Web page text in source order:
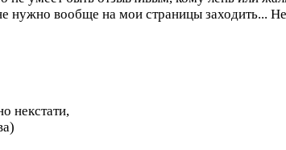
нужно вообще на мои страницы заходить...
некстати,